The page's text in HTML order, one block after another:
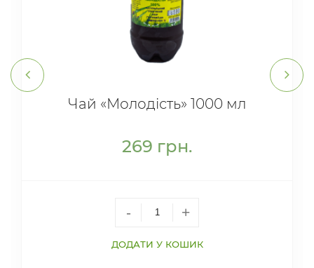
Чай «Молодість» 1000 мл
269 грн.
- +
ДОДАТИ У КОШИК